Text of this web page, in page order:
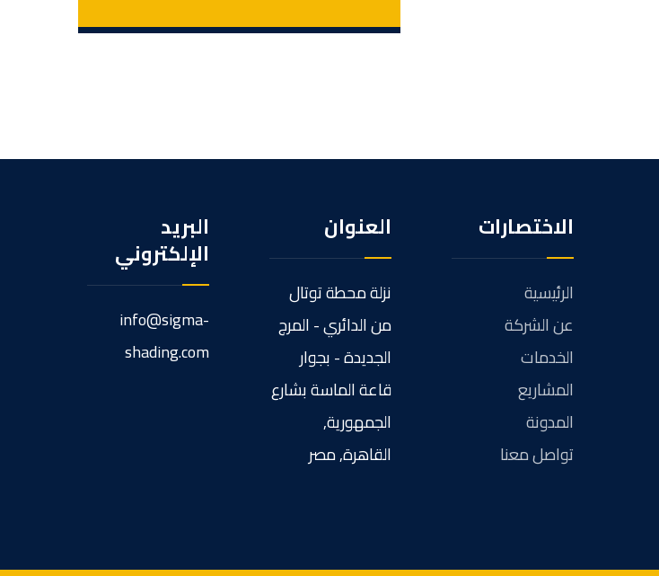
الاختصارات
الرئيسية
عن الشركة
الخدمات
المشاريع
المدونة
تواصل معنا
العنوان
نزلة محطة توتال
من الدائري - المرج
الجديدة - بجوار
قاعة الماسة بشارع
الجمهورية,
القاهرة, مصر
البريد
الإلكتروني
info@sigma-
shading.com